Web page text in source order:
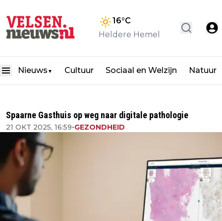
16°C
Heldere Hemel
Nieuws ▼ Cultuur Sociaal en Welzijn Natuur
Spaarne Gasthuis op weg naar digitale pathologie
21 OKT 2025, 16:59•GEZONDHEID